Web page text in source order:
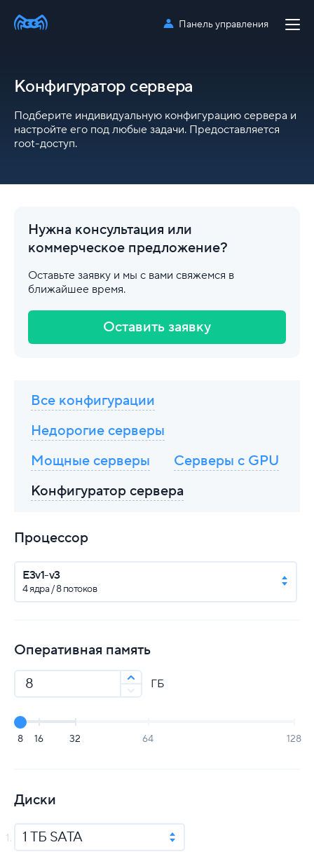
Панель управления
Конфигуратор сервера
Подберите индивидуальную конфигурацию сервера и
настройте его под любые задачи. Предоставляется
root-доступ.
Нужна консультация или
коммерческое предложение?
Оставьте заявку и мы с вами свяжемся в
ближайшее время.
Оставить заявку
Все конфигурации
Недорогие серверы
Мощные серверы
Серверы с GPU
Конфигуратор сервера
Процессор
E3v1-v3
4 ядра / 8 потоков
Оперативная память
ГБ
8 16 32 64 128
Диски
1 ТБ SATA